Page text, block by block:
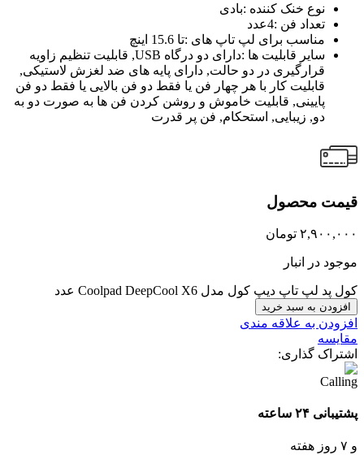
نوع خنک کننده :بادی
تعداد فن :4عدد
مناسب برای لپ تاپ های :تا 15.6 اینچ
سایر قابلیت ها :دارای دو درگاه USB, قابلیت تنظیم زاویه
قرارگیری در دو حالت, دارای پایه های ضد لغزش لاستیکی,
قابلیت کار با هر چهار فن یا فقط دو فن بالایی یا فقط دو فن
پایینی, قابلیت خاموش و روشن کردن فن ها به صورت دو به
دو, زیبایی, استحکام, فن پر قدرت
قیمت محصول
۲,۹۰۰,۰۰۰ تومان
موجود در انبار
کول پد لپ تاپ دیپ کول مدل Coolpad DeepCool X6 عدد
افزودن به سبد خرید
افزودن به علاقه مندی
مقایسه
اشتراک گذاری:
پشتیبانی ۲۴ ساعته
و ۷ روز هفته